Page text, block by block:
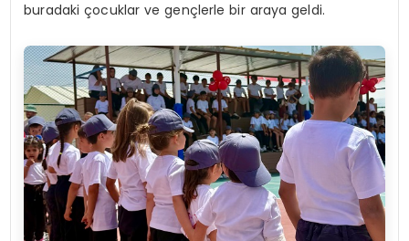
buradaki çocuklar ve gençlerle bir araya geldi.